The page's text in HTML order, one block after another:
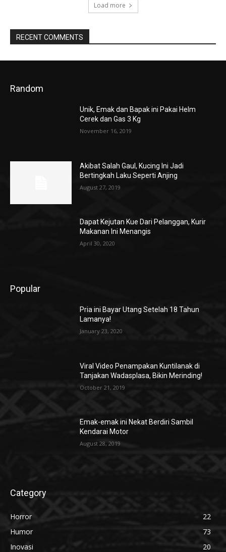
Load more
RECENT COMMENTS
Random
Unik, Emak dan Bapak ini Pakai Helm
Cerek dan Gas 3 Kg
November 16, 2019
Akibat Salah Gaul, Kucing Ini Jadi
Bertingkah Laku Seperti Anjing
August 27, 2019
Dapat Kejutan Kue Dari Pelanggan, Kurir
Makanan Ini Menangis
April 30, 2020
Popular
Pria ini Bayar Utang Setelah 18 Tahun
Lamanya!
January 23, 2020
Viral Video Penampakan Kuntilanak di
Tanjakan Wadasplasa, Bikin Merinding!
October 21, 2019
Emak-emak ini Nekat Berdiri Sambil
Kendarai Motor
August 28, 2019
Category
Horror
22
Humor
73
Inovasi
20